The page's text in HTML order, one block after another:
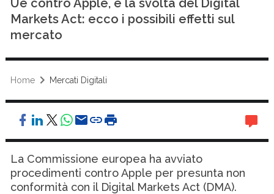
Ue contro Apple, è la svolta del Digital
Markets Act: ecco i possibili effetti sul
mercato
Home Mercati Digitali
La Commissione europea ha avviato
procedimenti contro Apple per presunta non
conformità con il Digital Markets Act (DMA).